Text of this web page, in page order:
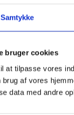
Samtykke
bruger cookies
at tilpasse vores
af vores
data med andre